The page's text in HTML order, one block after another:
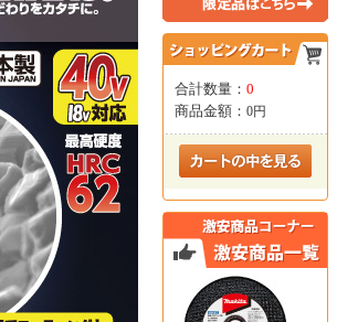
合計数量： 0
商品金額： 0円